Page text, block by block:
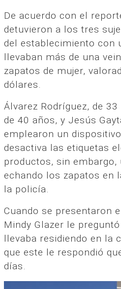
De acuerdo con el
detuvieron a los tres
del establecimiento con
llevaban más de una
zapatos de mujer,
dólares.
Álvarez Rodríguez, de
de 40 años, y Jesús
emplearon un
desactiva las etiquetas
productos, sin
echando los zapatos en
la policía.
Cuando se presentaron
Mindy Glazer le
llevaba residiendo en la
que este le respondió
días.